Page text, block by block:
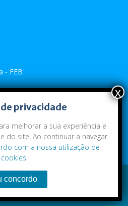
- FEB
- CEI
Todos os direitos reservados.
privacidade
melhorar a sua experiência e
do site. Ao continuar a navegar
com a nossa utilização de
cookies.